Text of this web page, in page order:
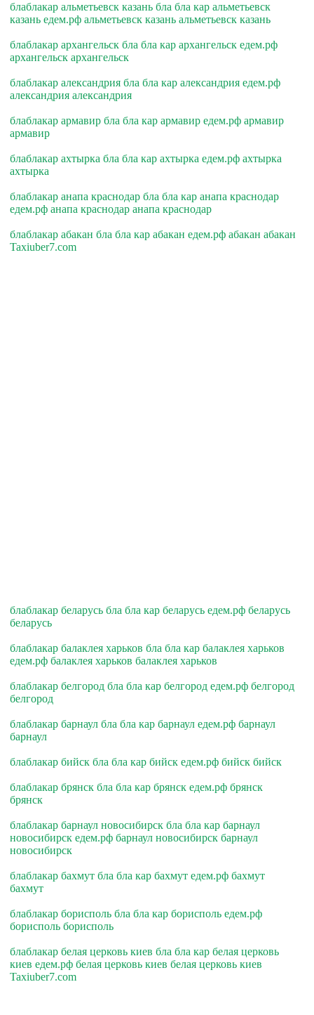
блаблакар альметьевск казань бла бла кар альметьевск
казань едем.рф альметьевск казань альметьевск казань
блаблакар архангельск бла бла кар архангельск едем.рф
архангельск архангельск
блаблакар александрия бла бла кар александрия едем.рф
александрия александрия
блаблакар армавир бла бла кар армавир едем.рф армавир
армавир
блаблакар ахтырка бла бла кар ахтырка едем.рф ахтырка
ахтырка
блаблакар анапа краснодар бла бла кар анапа краснодар
едем.рф анапа краснодар анапа краснодар
блаблакар абакан бла бла кар абакан едем.рф абакан абакан
Taxiuber7.com
блаблакар беларусь бла бла кар беларусь едем.рф беларусь
беларусь
блаблакар балаклея харьков бла бла кар балаклея харьков
едем.рф балаклея харьков балаклея харьков
блаблакар белгород бла бла кар белгород едем.рф белгород
белгород
блаблакар барнаул бла бла кар барнаул едем.рф барнаул
барнаул
блаблакар бийск бла бла кар бийск едем.рф бийск бийск
блаблакар брянск бла бла кар брянск едем.рф брянск
брянск
блаблакар барнаул новосибирск бла бла кар барнаул
новосибирск едем.рф барнаул новосибирск барнаул
новосибирск
блаблакар бахмут бла бла кар бахмут едем.рф бахмут
бахмут
блаблакар борисполь бла бла кар борисполь едем.рф
борисполь борисполь
блаблакар белая церковь киев бла бла кар белая церковь
киев едем.рф белая церковь киев белая церковь киев
Taxiuber7.com